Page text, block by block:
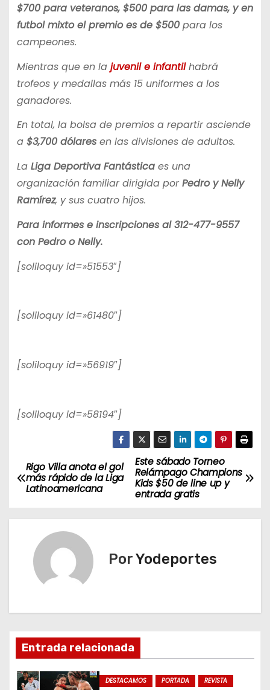
$700 para veteranos, $500 para las damas, y en
futbol mixto el premio es de $500para los
campeones.
Mientras que en la juvenil e infantil habrá
trofeos y medallas más 15 uniformes a los
ganadores.
En total, la bolsa de premios a repartir asciende
a $3,700 dólaresen las divisiones de adultos.
La Liga Deportiva Fantásticaes una
organización familiar dirigida porPedro y Nelly
Ramírez, y sus cuatro hijos.
Para informes e inscripciones al 312-477-9557
con Pedro o Nelly.
[soliloquy id=»51553″]
[soliloquy id=»61480″]
[soliloquy id=»56919″]
[soliloquy id=»58194″]
N
a
v
c
ó
Este sábado Torneo
Relámpago Champions
Kids $50 de line up y
entrada gratis
Rigo Villa anota el gol
más rápido de la Liga
Latinoamericana
PorYodeportes
Entrada relacionada
DESTACAMOS PORTADA REVISTA